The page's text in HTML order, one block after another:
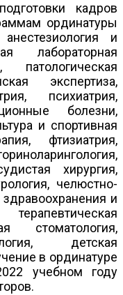
кадров
ординатуры
и
лабораторная
патологическая
экспертиза,
психиатрия,
болезни,
и спортивная
фтизиатрия,
хирургия,
челюстно-
здравоохранения и
стоматология,
детская
в ординатуре
учебном году